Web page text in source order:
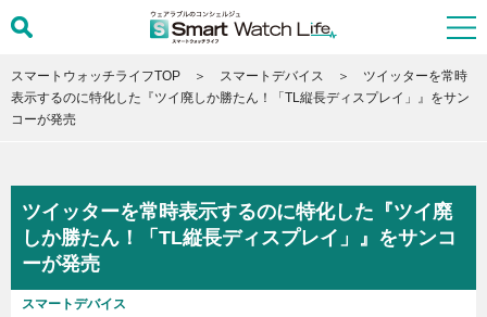
スマートウォッチライフTOP スマートデバイス
ツイッターを常時
表示するのに特化した『ツイ廃しか勝たん！「TL縦長ディスプレイ」』をサン
コーが発売
ツイッターを常時表示するのに特化した『ツイ廃
しか勝たん！「TL縦長ディスプレイ」』をサンコ
ーが発売
スマートデバイス